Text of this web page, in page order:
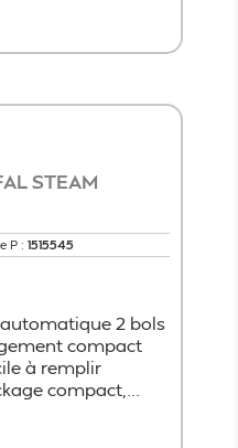
STEAM
P : 1515545
2 bols
compact
à remplir
compact,...